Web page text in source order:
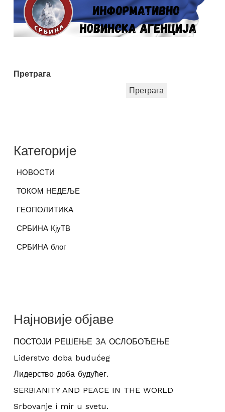
Претрага
Претрага
Категорије
НОВОСТИ
ТОКОМ НЕДЕЉЕ
ГЕОПОЛИТИКА
СРБИНА КјуТВ
СРБИНА блог
Најновије објаве
ПОСТОЈИ РЕШЕЊЕ ЗА ОСЛОБОЂЕЊЕ
Liderstvo doba budućeg
Лидерство доба будућег.
SERBIANITY AND PEACE IN THE WORLD
Srbovanje i mir u svetu.